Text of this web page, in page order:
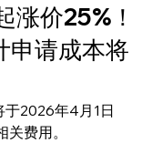
价25%！
申请成本将
于2026年4月1日
费用。